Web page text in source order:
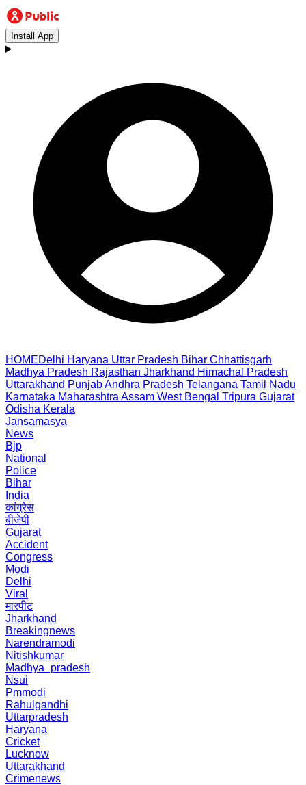
Install App
HOMEDelhi Haryana Uttar Pradesh Bihar Chhattisgarh
Madhya Pradesh Rajasthan Jharkhand Himachal Pradesh
Uttarakhand PunjabAndhra Pradesh Telangana Tamil Nadu
Karnataka Maharashtra Assam West Bengal Tripura Gujarat
Odisha Kerala
Jansamasya
News
Bjp
National
Police
Bihar
India
कांग्रेस
बीजेपी
Gujarat
Accident
Congress
Modi
Delhi
Viral
मारपीट
Jharkhand
Breakingnews
Narendramodi
Nitishkumar
Madhya_pradesh
Nsui
Pmmodi
Rahulgandhi
Uttarpradesh
Haryana
Cricket
Lucknow
Uttarakhand
Crimenews